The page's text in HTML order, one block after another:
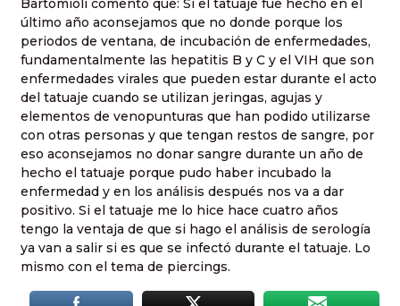
Bartomioli comentó que: Si el tatuaje fue hecho en el
último año aconsejamos que no donde porque los
periodos de ventana, de incubación de enfermedades,
fundamentalmente las hepatitis B y C y el VIH que son
enfermedades virales que pueden estar durante el acto
del tatuaje cuando se utilizan jeringas, agujas y
elementos de venopunturas que han podido utilizarse
con otras personas y que tengan restos de sangre, por
eso aconsejamos no donar sangre durante un año de
hecho el tatuaje porque pudo haber incubado la
enfermedad y en los análisis después nos va a dar
positivo. Si el tatuaje me lo hice hace cuatro años
tengo la ventaja de que si hago el análisis de serología
ya van a salir si es que se infectó durante el tatuaje. Lo
mismo con el tema de piercings.